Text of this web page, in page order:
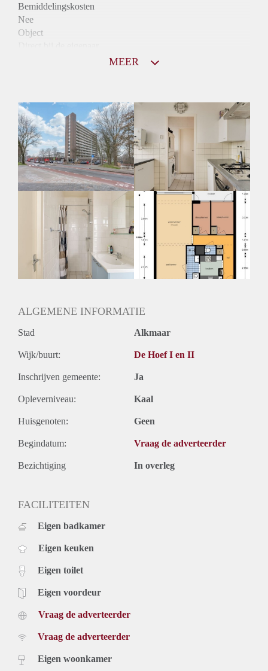
Bemiddelingskosten
Nee
Object
Huurtoeslag
Mogelijk
Inkomen eis
N.V.T.
Huurtermijn
Onbepaalde termijn
Oplevering
MEER
ALGEMENE INFORMATIE
Stad Alkmaar
Wijk/buurt: De Hoef I en II
Inschrijven gemeente: Ja
Opleverniveau: Kaal
Huisgenoten: Geen
Begindatum: Vraag de adverteerder
Bezichtiging In overleg
FACILITEITEN
Eigen badkamer
Eigen keuken
Eigen toilet
Eigen voordeur
Vraag de adverteerder
Vraag de adverteerder
Eigen woonkamer